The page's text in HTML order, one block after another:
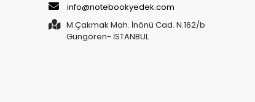
info@notebookyedek.com
M.Çakmak Mah. İnönü Cad. N.162/b
Güngören- İSTANBUL